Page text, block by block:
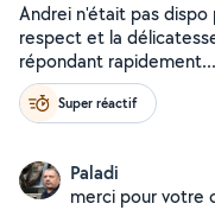
Andrei n'était pas dispo
respect et la
répondant rapidement...
Super réactif
Paladi
merci pour votre